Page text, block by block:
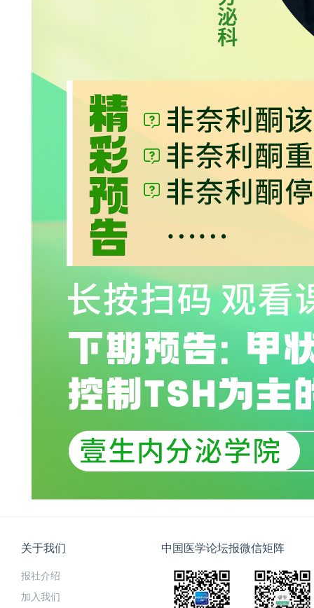
关于我们
报社介绍
加入我们
中国医学论坛报微信矩阵